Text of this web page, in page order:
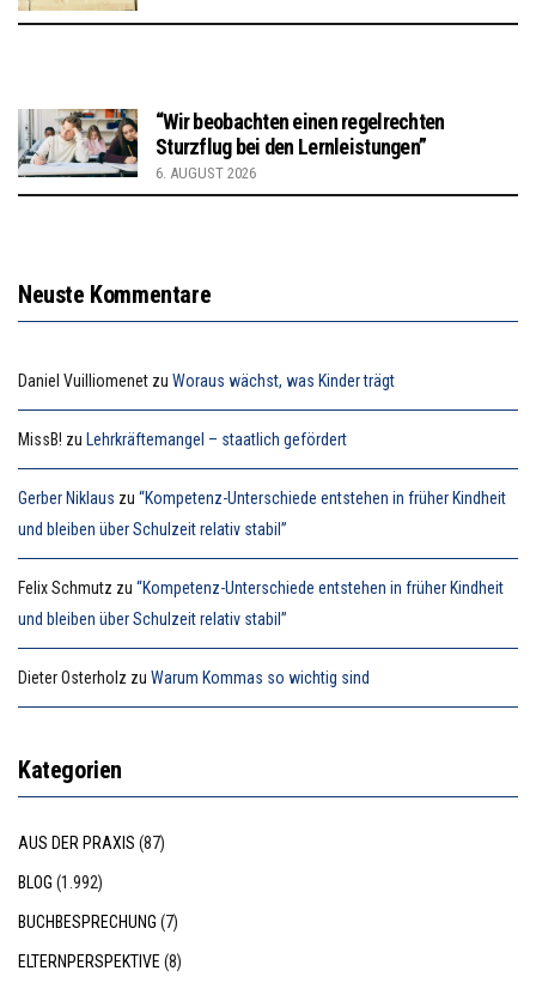
“Wir beobachten einen regelrechten
Sturzflug bei den Lernleistungen”
6. AUGUST 2026
Neuste Kommentare
Daniel Vuilliomenet zu Woraus wächst, was Kinder trägt
MissB! zu Lehrkräftemangel – staatlich gefördert
Gerber Niklaus zu “Kompetenz-Unterschiede entstehen in früher Kindheit
und bleiben über Schulzeit relativ stabil”
Felix Schmutz zu “Kompetenz-Unterschiede entstehen in früher Kindheit
und bleiben über Schulzeit relativ stabil”
Dieter Osterholz zu Warum Kommas so wichtig sind
Kategorien
AUS DER PRAXIS (87)
BLOG (1.992)
BUCHBESPRECHUNG (7)
ELTERNPERSPEKTIVE (8)